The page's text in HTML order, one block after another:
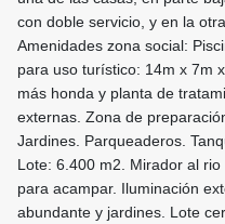
con doble servicio, y en la
Amenidades zona social:
para uso turístico: 14m x 7m
más honda y planta de
externas. Zona de
Jardines. Parqueaderos.
Lote: 6.400 m2. Mirador al
para acampar. Iluminación
abundante y jardines. Lote